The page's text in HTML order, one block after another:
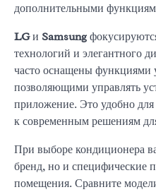
дополнительными
LGи Samsung
технологий и элегантного
часто оснащены функциями
позволяющими управлять
приложение. Это удобно для
к современным решениям
При выборе кондиционера
бренд, но и специфические
помещения. Сравните